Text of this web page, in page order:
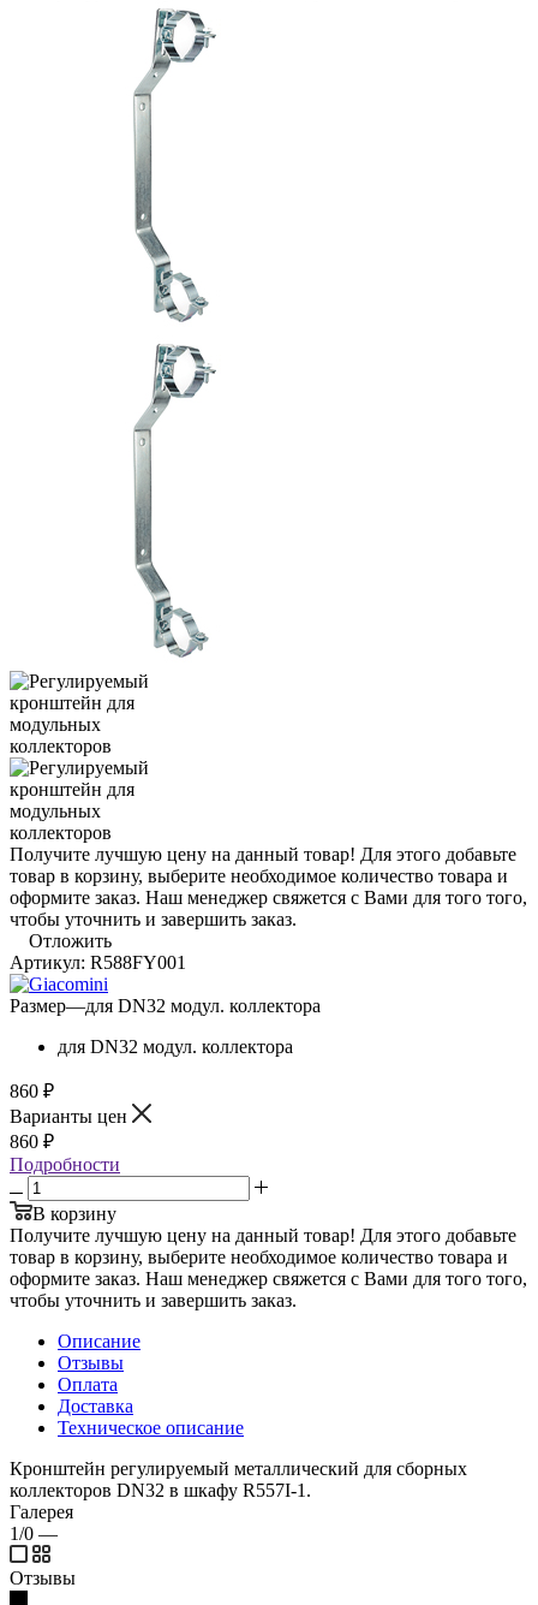
Получите лучшую цену на данный товар! Для этого добавьте
товар в корзину, выберите необходимое количество товара и
оформите заказ. Наш менеджер свяжется с Вами для того того,
чтобы уточнить и завершить заказ.
Отложить
Артикул: R588FY001
Размер—для DN32 модул. коллекторa
для DN32 модул. коллекторa
860 ₽
Варианты цен
860 ₽
Подробности
В корзину
Получите лучшую цену на данный товар! Для этого добавьте
товар в корзину, выберите необходимое количество товара и
оформите заказ. Наш менеджер свяжется с Вами для того того,
чтобы уточнить и завершить заказ.
Описание
Отзывы
Оплата
Доставка
Техническое описание
Кронштейн регулируемый металлический для сборных
коллекторов DN32 в шкафу R557I-1.
Галерея
1/0 —
Отзывы